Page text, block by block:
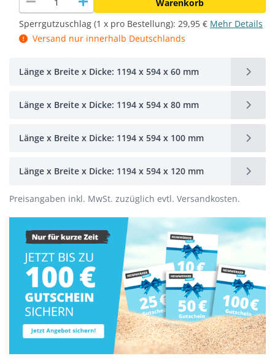
Warenkorb
Sperrgutzuschlag (1 x pro Bestellung): 29,95 € Mehr Details
Versand nur innerhalb Deutschlands
Länge x Breite x Dicke: 1194 x 594 x 60 mm
Länge x Breite x Dicke: 1194 x 594 x 80 mm
Länge x Breite x Dicke: 1194 x 594 x 100 mm
Länge x Breite x Dicke: 1194 x 594 x 120 mm
Preisangaben inkl. MwSt. zuzüglich evtl. Versandkosten.